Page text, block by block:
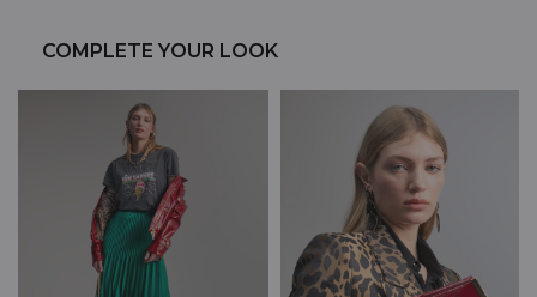
COMPLETE YOUR LOOK